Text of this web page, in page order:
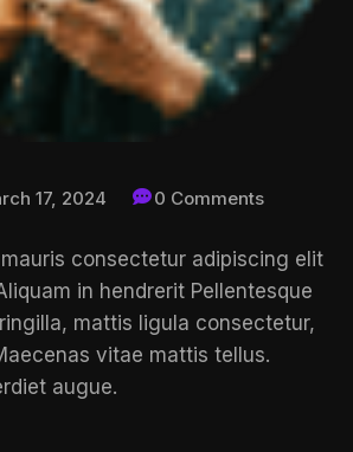
17, 2024 0 Comments
consectetur adipiscing elit
in hendrerit Pellentesque
mattis ligula consectetur,
vitae mattis tellus.
augue.